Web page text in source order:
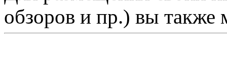
обзоров и пр.) вы также